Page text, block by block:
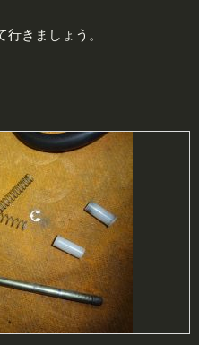
きましょう。